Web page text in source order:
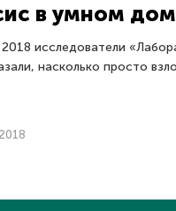
в умном
исследователи
насколько просто